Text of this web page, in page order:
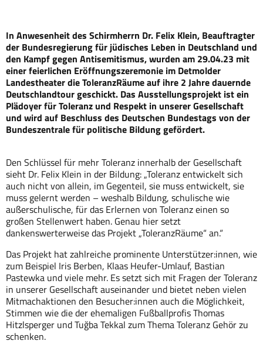
In Anwesenheit des Schirmherrn Dr. Felix Klein, Beauftragter
der Bundesregierung für jüdisches Leben in Deutschland und
den Kampf gegen Antisemitismus, wurden am 29.04.23 mit
einer feierlichen Eröffnungszeremonie im Detmolder
Landestheater die ToleranzRäume auf ihre 2 Jahre dauernde
Deutschlandtour geschickt. Das Ausstellungsprojekt ist ein
Plädoyer für Toleranz und Respekt in unserer Gesellschaft
und wird auf Beschluss des Deutschen Bundestags von der
Bundeszentrale für politische Bildung gefördert.
Den Schlüssel für mehr Toleranz innerhalb der Gesellschaft
sieht Dr. Felix Klein in der Bildung: „Toleranz entwickelt sich
auch nicht von allein, im Gegenteil, sie muss entwickelt, sie
muss gelernt werden­­ – weshalb Bildung, schulische wie
außerschulische, für das Erlernen von Toleranz einen so
großen Stellenwert haben. Genau hier setzt
dankenswerterweise das Projekt „ToleranzRäume“ an.“
Das Projekt hat zahlreiche prominente Unterstützer:innen, wie
zum Beispiel Iris Berben, Klaas Heufer-Umlauf, Bastian
Pastewka und viele mehr. Es setzt sich mit Fragen der Toleranz
in unserer Gesellschaft auseinander und bietet neben vielen
Mitmachaktionen den Besucher:innen auch die Möglichkeit,
Stimmen wie die der ehemaligen Fußballprofis Thomas
Hitzlsperger und Tuğba Tekkal zum Thema Toleranz Gehör zu
schenken.